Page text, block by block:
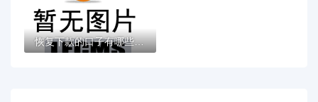
恢复下款的口子有哪些？这5个渠道放款快、门...